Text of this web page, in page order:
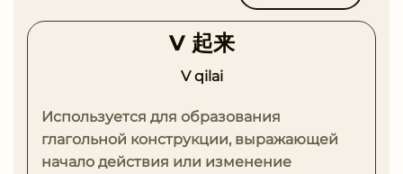
V 起来
V qilai
Используется для образования
глагольной конструкции, выражающей
начало действия или изменение